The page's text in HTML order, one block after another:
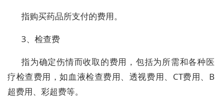
指购买药品所支付的费用。
3、检查费
指为确定伤情而收取的费用，包括为所需和各种医
疗检查费用，如血液检查费用、透视费用、CT费用、B
超费用、彩超费等。